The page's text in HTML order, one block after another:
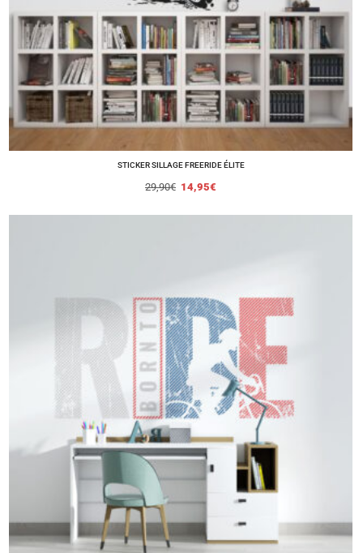
STICKER SILLAGE FREERIDE ÉLITE
29,90€ 14,95€